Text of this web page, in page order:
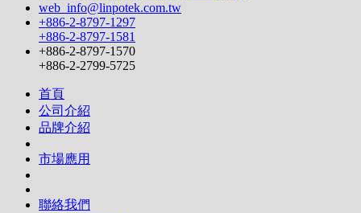
web_info@linpotek.com.tw
+886-2-8797-1297
+886-2-8797-1581
+886-2-8797-1570
+886-2-2799-5725
首頁
公司介紹
品牌介紹
市場應用
聯絡我們